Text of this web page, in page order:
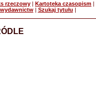
rzeczowy | Kartoteka czasopism |
| Szukaj tytułu |